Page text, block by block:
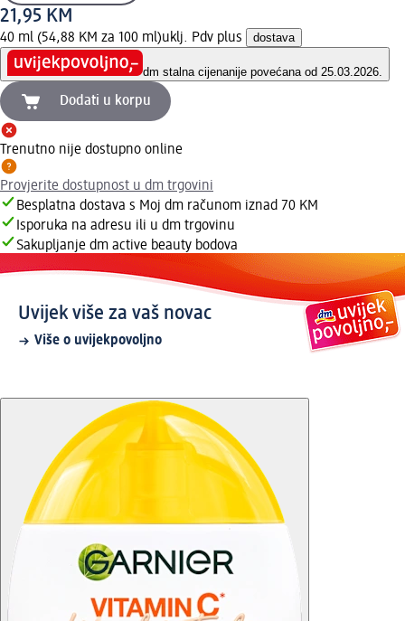
21,95 KM
40 ml (54,88 KM za 100 ml)uklj. Pdv plus dostava
dm stalna cijenanije povećana od 25.03.2026.
Dodati u korpu
Trenutno nije dostupno online
Provjerite dostupnost u dm trgovini
Besplatna dostava s Moj dm računom iznad 70 KM
Isporuka na adresu ili u dm trgovinu
Sakupljanje dm active beauty bodova
Uvijek više za vaš novac
Više o uvijekpovoljno